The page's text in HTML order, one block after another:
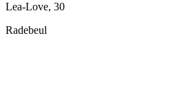
Lea-Love, 30
Radebeul